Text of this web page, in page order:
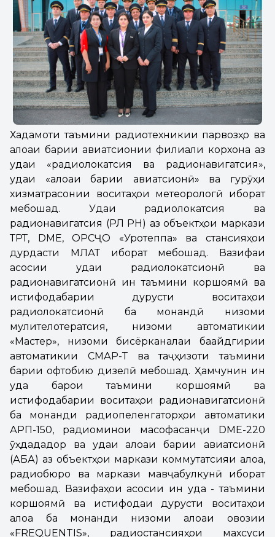
Хадамоти таъмини радиотехникии парвозҳо ва
алоқаи барқии авиатсионии филиали корхона аз
уқдаи «радиолокатсия ва радионавигатсия»,
уқдаи «алоқаи барқии авиатсионӣ» ва гурӯҳи
хизматрасонии воситаҳои метеорологӣ иборат
мебошад. Уқдаи радиолокатсия ва
радионавигатсия (РЛ РН) аз объектҳои маркази
ТРТ, DME, ОРСҶО «Уротеппа» ва стансияҳои
дурдасти МЛАТ иборат мебошад. Вазифаи
асосии уқдаи радиолокатсионӣ ва
радионавигатсионӣ ин таъмини коршоямӣ ва
истифодабарии дурусти воситаҳои
радиолокатсионӣ ба монандӣ низоми
мулителотератсия, низоми автоматикии
«Мастер», низоми бисёрканалаи бақайдгирии
автоматикии СМАР-Т ва таҷҳизоти таъмини
барқии офтобию дизелӣ мебошад. Ҳамчунин ин
уқда барои таъмини коршоямӣ ва
истифодабарии воситаҳои радионавигатсионӣ
ба монанди радиопеленгаторҳои автоматики
АРП-150, радиоминои масофасанҷи DME-220
ӯҳдададор ва уқдаи алоқаи барқии авиатсионӣ
(АБА) аз объектҳои маркази коммутатсияи алоқа,
радиобюро ва маркази мавҷқабулкунӣ иборат
мебошад. Вазифаҳои асосии ин уқда - таъмини
коршоямӣ ва истифодаи дурусти воситаҳои
алоқа ба монанди низоми алоқаи овозии
«FREQUENTIS», радиостансияҳои махсуси